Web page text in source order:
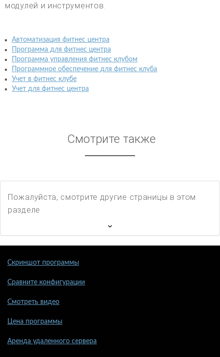
модулей и инструментов.
Автоматизация фитнес центра
Программа для фитнес центра
Программа управления фитнес клубом
Программное обеспечение для фитнес клуба
Учет в фитнес клубе
Учет для фитнес центра
Смотрите также
Пожалуйста, смотрите другие страницы в этом
разделе
Скриншот программы
Сравните конфигурации
Смотреть видео
Цена программы
Аренда удаленного сервера